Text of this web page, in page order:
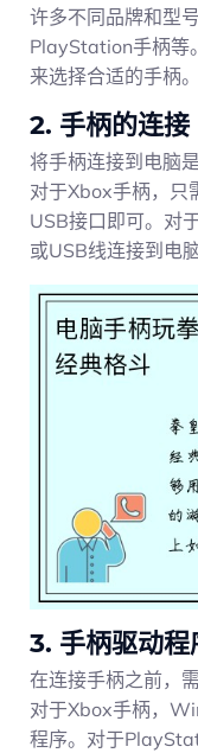
许多不同品牌和型
PlayStation手柄等
来选择合适的手柄。
2. 手柄的连接
将手柄连接到电脑
对于Xbox手柄，只
USB接口即可。对
或USB线连接到电脑
3. 手柄驱动程
在连接手柄之前，
对于Xbox手柄，
程序。对于